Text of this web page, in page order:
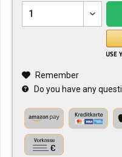
Remember
Do you have any